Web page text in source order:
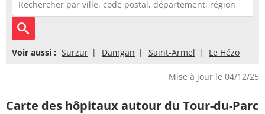
Voir aussi : Surzur Damgan Saint-Armel Le Hézo
Mise à jour le 04/12/25
Carte des hôpitaux autour du Tour-du-Parc